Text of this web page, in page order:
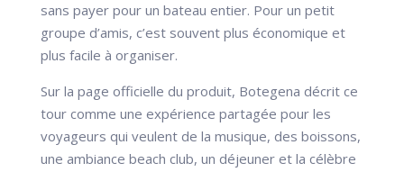
sans payer pour un bateau entier. Pour un petit
groupe d’amis, c’est souvent plus économique et
plus facile à organiser.
Sur la page officielle du produit, Botegena décrit ce
tour comme une expérience partagée pour les
voyageurs qui veulent de la musique, des boissons,
une ambiance beach club, un déjeuner et la célèbre